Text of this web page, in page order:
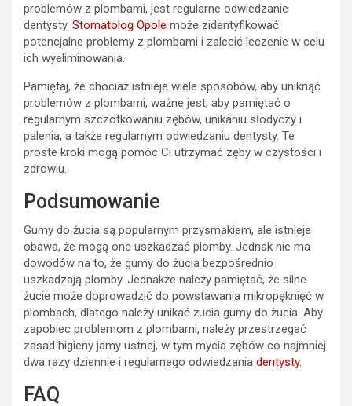
problemów z plombami, jest regularne odwiedzanie
dentysty. Stomatolog Opole może zidentyfikować
potencjalne problemy z plombami i zalecić leczenie w celu
ich wyeliminowania.
Pamiętaj, że chociaż istnieje wiele sposobów, aby uniknąć
problemów z plombami, ważne jest, aby pamiętać o
regularnym szczotkowaniu zębów, unikaniu słodyczy i
palenia, a także regularnym odwiedzaniu dentysty. Te
proste kroki mogą pomóc Ci utrzymać zęby w czystości i
zdrowiu.
Podsumowanie
Gumy do żucia są popularnym przysmakiem, ale istnieje
obawa, że mogą one uszkadzać plomby. Jednak nie ma
dowodów na to, że gumy do żucia bezpośrednio
uszkadzają plomby. Jednakże należy pamiętać, że silne
żucie może doprowadzić do powstawania mikropęknięć w
plombach, dlatego należy unikać żucia gumy do żucia. Aby
zapobiec problemom z plombami, należy przestrzegać
zasad higieny jamy ustnej, w tym mycia zębów co najmniej
dwa razy dziennie i regularnego odwiedzania dentysty.
FAQ